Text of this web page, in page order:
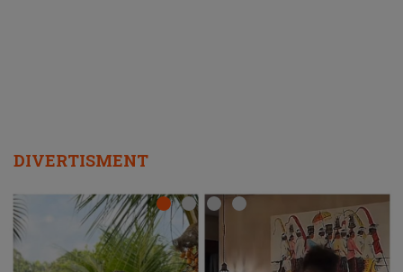
DIVERTISMENT